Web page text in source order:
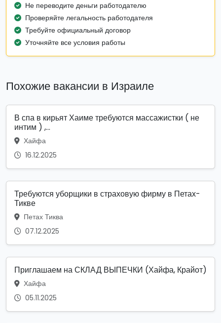
Не переводите деньги работодателю
Проверяйте легальность работодателя
Требуйте официальный договор
Уточняйте все условия работы
Похожие вакансии в Израиле
В спа в кирьят Хаиме требуются массажистки ( не
интим ) ,...
Хайфа
16.12.2025
Требуются уборщики в страховую фирму в Петах-
Тикве
Петах Тиква
07.12.2025
Приглашаем на СКЛАД ВЫПЕЧКИ (Хайфа, Крайот)
Хайфа
05.11.2025